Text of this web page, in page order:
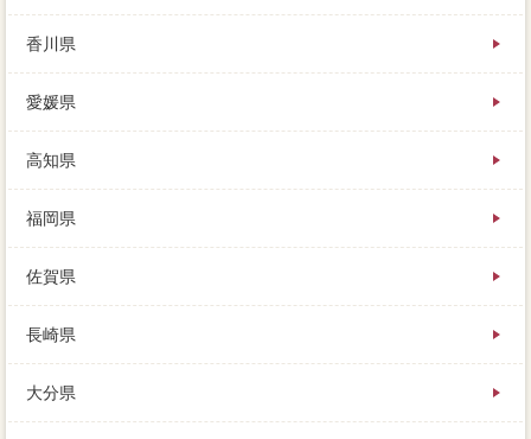
香川県
愛媛県
高知県
福岡県
佐賀県
長崎県
大分県